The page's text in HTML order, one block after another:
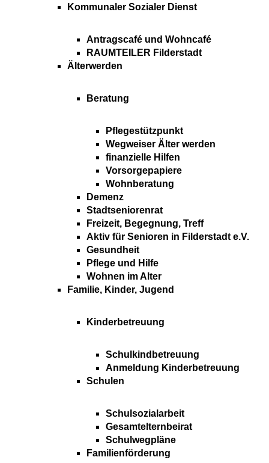
Kommunaler Sozialer Dienst
Antragscafé und Wohncafé
RAUMTEILER Filderstadt
Älterwerden
Beratung
Pflegestützpunkt
Wegweiser Älter werden
finanzielle Hilfen
Vorsorgepapiere
Wohnberatung
Demenz
Stadtseniorenrat
Freizeit, Begegnung, Treff
Aktiv für Senioren in Filderstadt e.V.
Gesundheit
Pflege und Hilfe
Wohnen im Alter
Familie, Kinder, Jugend
Kinderbetreuung
Schulkindbetreuung
Anmeldung Kinderbetreuung
Schulen
Schulsozialarbeit
Gesamtelternbeirat
Schulwegpläne
Familienförderung